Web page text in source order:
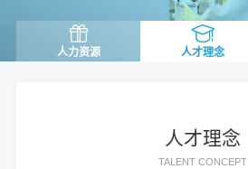
人力资源 人才理念
人才理念
TALENT CONCEPT